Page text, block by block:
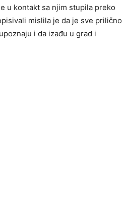
u kontakt sa njim stupila preko
mislila je da je sve prilično
i da izađu u grad i